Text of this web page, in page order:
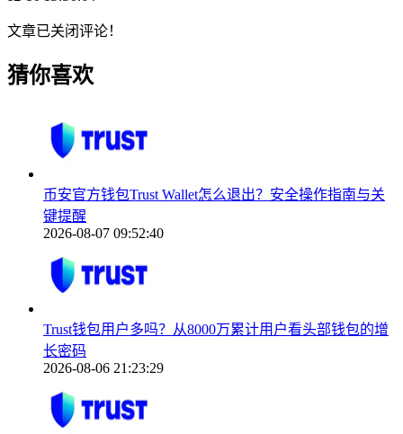
文章已关闭评论！
猜你喜欢
币安官方钱包Trust Wallet怎么退出？安全操作指南与关
键提醒
2026-08-07 09:52:40
Trust钱包用户多吗？从8000万累计用户看头部钱包的增
长密码
2026-08-06 21:23:29